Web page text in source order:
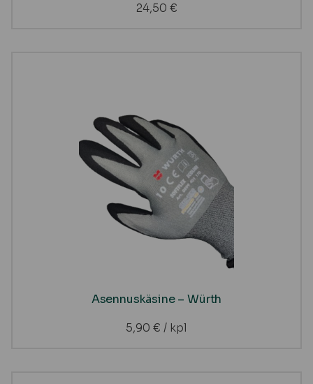
24,50 €
Asennuskäsine – Würth
5,90 € / kpl